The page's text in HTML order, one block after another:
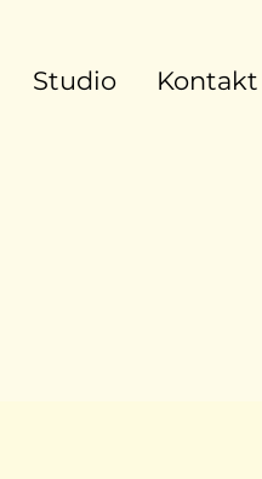
Studio Kontakt